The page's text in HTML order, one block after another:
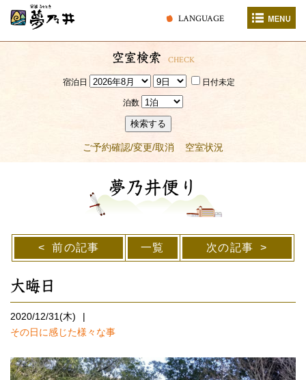
LANGUAGE
空室検索 CHECK
宿泊日 日付未定
泊数
検索する
ご予約確認/変更/取消 空室状況
夢乃井便り
前の記事 一覧 次の記事
大晦日
2020/12/31(木)
その日に感じた様々な事